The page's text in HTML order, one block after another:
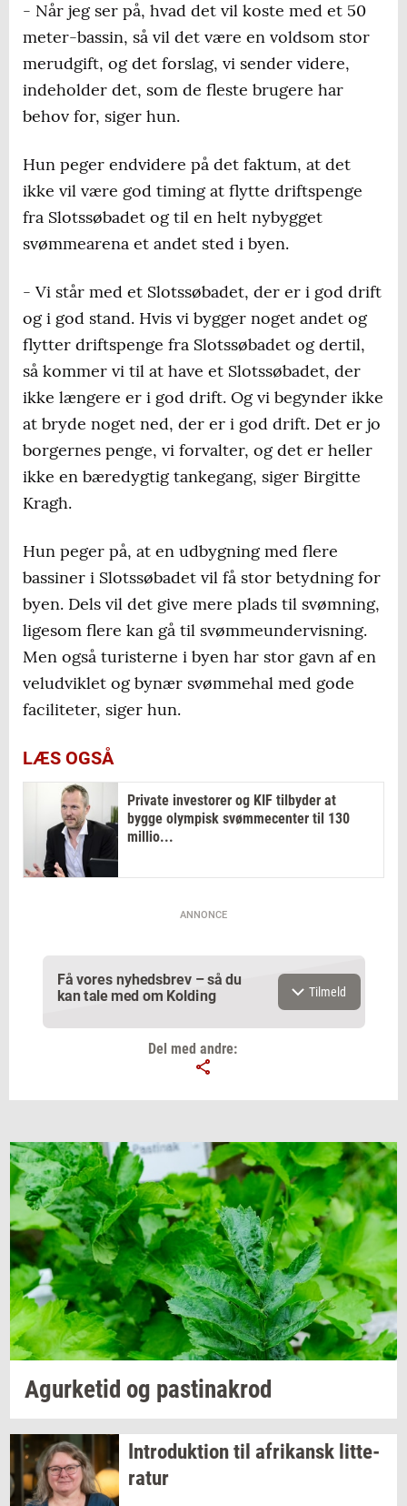
på seks-syv millioner kroner.
- Når jeg ser på, hvad det vil koste med et 50
meter-bassin, så vil det være en voldsom stor
merudgift, og det forslag, vi sender videre,
indeholder det, som de fleste brugere har
behov for, siger hun.
Hun peger endvidere på det faktum, at det
ikke vil være god timing at flytte driftspenge
fra Slotssøbadet og til en helt nybygget
svømmearena et andet sted i byen.
- Vi står med et Slotssøbadet, der er i god drift
og i god stand. Hvis vi bygger noget andet og
flytter driftspenge fra Slotssøbadet og dertil,
så kommer vi til at have et Slotssøbadet, der
ikke længere er i god drift. Og vi begynder ikke
at bryde noget ned, der er i god drift. Det er jo
borgernes penge, vi forvalter, og det er heller
ikke en bæredygtig tankegang, siger Birgitte
Kragh.
Hun peger på, at en udbygning med flere
bassiner i Slotssøbadet vil få stor betydning for
byen. Dels vil det give mere plads til svømning,
ligesom flere kan gå til svømmeundervisning.
Men også turisterne i byen har stor gavn af en
veludviklet og bynær svømmehal med gode
faciliteter, siger hun.
LÆS OGSÅ
Private investorer og KIF tilbyder at
bygge olympisk svømmecenter til 130
millio...
ANNONCE
Få vores nyhedsbrev – så du
kan tale med om Kolding
Navn
Jeg vil gerne modtage et nyhedsoverblik, samt
relevante tilbud og brugerfordele på mail. Det er altid
muligt at afmelde.Privatlivspolitik.
Tilmeld
Del med andre:
Agur­ke­tid og pa­stina­krod
In­tro­duk­tiontil afri­kansk lit­te­
ra­tur